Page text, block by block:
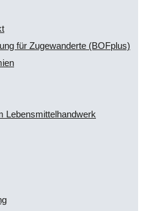
für Zugewanderte (BOFplus)
Lebensmittelhandwerk